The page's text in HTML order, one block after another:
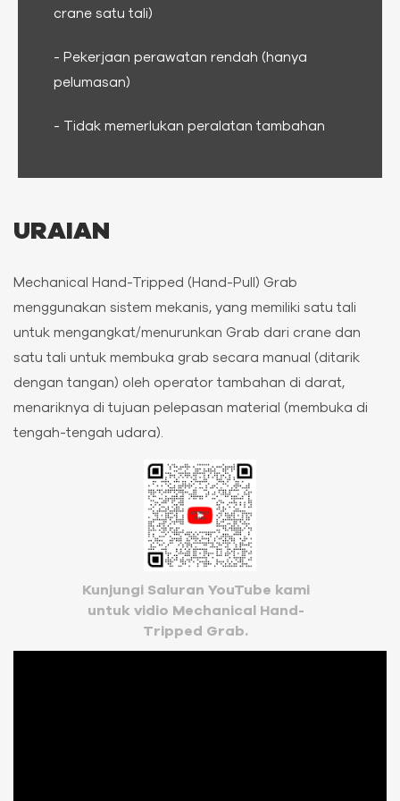
crane satu tali)
- Pekerjaan perawatan rendah (hanya
pelumasan)
- Tidak memerlukan peralatan tambahan
URAIAN
Mechanical Hand-Tripped (Hand-Pull) Grab
menggunakan sistem mekanis, yang memiliki satu tali
untuk mengangkat/menurunkan Grab dari crane dan
satu tali untuk membuka grab secara manual (ditarik
dengan tangan) oleh operator tambahan di darat,
menariknya di tujuan pelepasan material (membuka di
tengah-tengah udara).
Kunjungi Saluran YouTube kami
untuk vidio Mechanical Hand-
Tripped Grab.